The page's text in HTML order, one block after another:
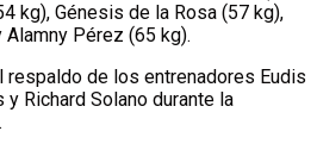
kg), Génesis de la Rosa (57 kg),
Pérez (65 kg).
respaldo de los entrenadores Eudis
Richard Solano durante la